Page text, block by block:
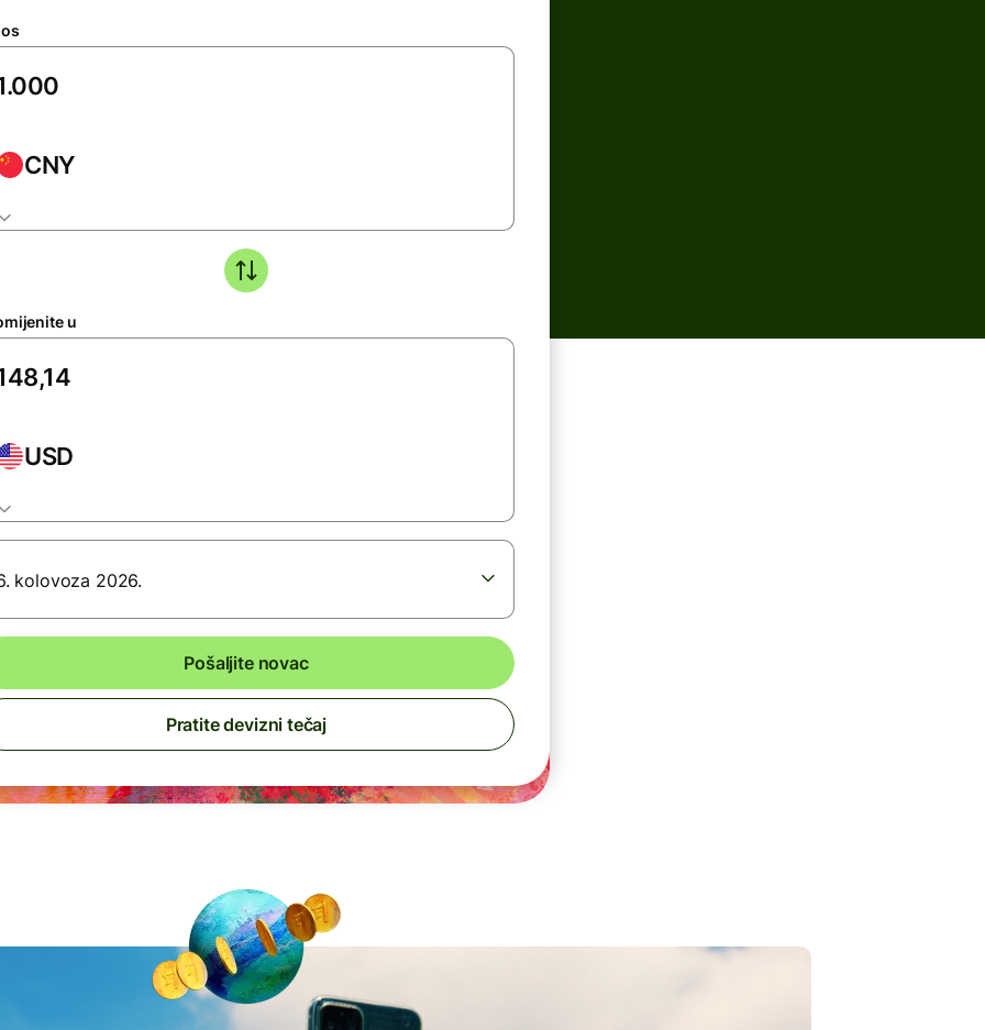
CNY
u
USD
kolovoza 2026.
Pošaljite novac
Pratite devizni tečaj